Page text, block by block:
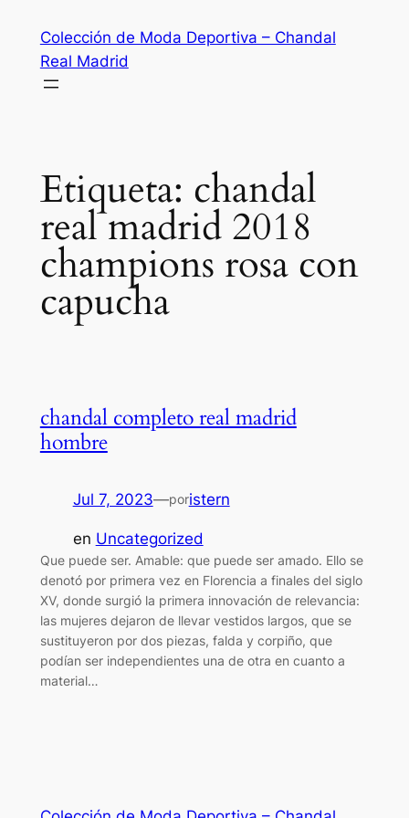
contenido
Colección de Moda Deportiva – Chandal
Real Madrid
Etiqueta: chandal
real madrid 2018
champions rosa con
capucha
chandal completo real madrid
hombre
Jul 7, 2023—poristern
en Uncategorized
Que puede ser. Amable: que puede ser amado. Ello se
denotó por primera vez en Florencia a finales del siglo
XV, donde surgió la primera innovación de relevancia:
las mujeres dejaron de llevar vestidos largos, que se
sustituyeron por dos piezas, falda y corpiño, que
podían ser independientes una de otra en cuanto a
material…